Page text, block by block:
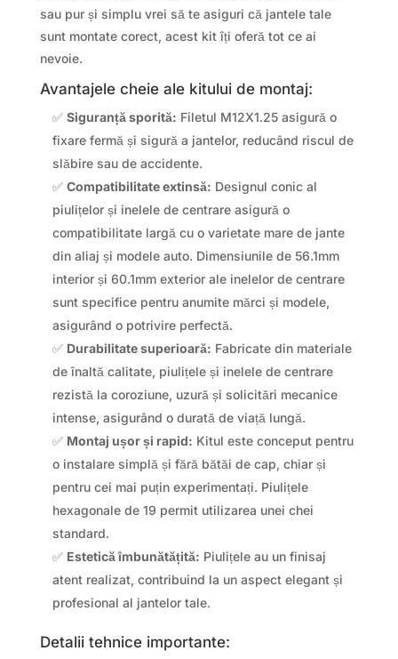
sau pur și simplu vrei să te asiguri că jantele tale
sunt montate corect, acest kit îți oferă tot ce ai
nevoie.
Avantajele cheie ale kitului de montaj:
✅ Siguranță sporită: Filetul M12X1.25 asigură o
fixare fermă și sigură a jantelor, reducând riscul de
slăbire sau de accidente.
✅ Compatibilitate extinsă: Designul conic al
piulițelor și inelele de centrare asigură o
compatibilitate largă cu o varietate mare de jante
din aliaj și modele auto. Dimensiunile de 56.1mm
interior și 60.1mm exterior ale inelelor de centrare
sunt specifice pentru anumite mărci și modele,
asigurând o potrivire perfectă.
✅ Durabilitate superioară: Fabricate din materiale
de înaltă calitate, piulițele și inelele de centrare
rezistă la coroziune, uzură și solicitări mecanice
intense, asigurând o durată de viață lungă.
✅ Montaj ușor și rapid: Kitul este conceput pentru
o instalare simplă și fără bătăi de cap, chiar și
pentru cei mai puțin experimentați. Piulițele
hexagonale de 19 permit utilizarea unei chei
standard.
✅ Estetică îmbunătățită: Piulițele au un finisaj
atent realizat, contribuind la un aspect elegant și
profesional al jantelor tale.
Detalii tehnice importante: